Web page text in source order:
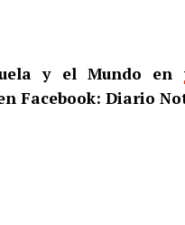
y el Mundo en
Facebook: Diario